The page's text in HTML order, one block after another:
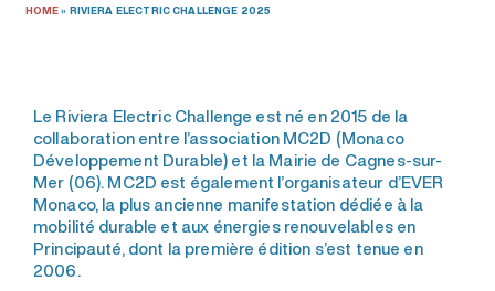
HOME» RIVIERA ELECTRIC CHALLENGE 2025
Le Riviera Electric Challenge est né en 2015 de la
collaboration entre l’association MC2D (Monaco
Développement Durable) et la Mairie de Cagnes-sur-
Mer (06). MC2D est également l’organisateur d’EVER
Monaco, la plus ancienne manifestation dédiée à la
mobilité durable et aux énergies renouvelables en
Principauté, dont la première édition s’est tenue en
2006.